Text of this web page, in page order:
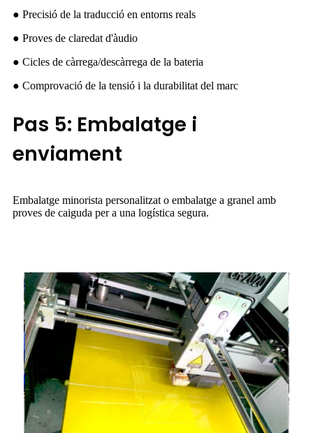
● Precisió de la traducció en entorns reals
● Proves de claredat d'àudio
● Cicles de càrrega/descàrrega de la bateria
● Comprovació de la tensió i la durabilitat del marc
Pas 5: Embalatge i
enviament
Embalatge minorista personalitzat o embalatge a granel amb
proves de caiguda per a una logística segura.